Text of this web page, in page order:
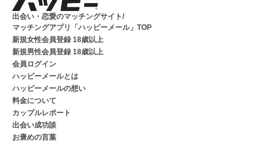
出会い・恋愛のマッチングサイト/
マッチングアプリ「ハッピーメール」TOP
新規女性会員登録 18歳以上
新規男性会員登録 18歳以上
会員ログイン
ハッピーメールとは
ハッピーメールの想い
料金について
カップルレポート
出会い成功談
お褒めの言葉